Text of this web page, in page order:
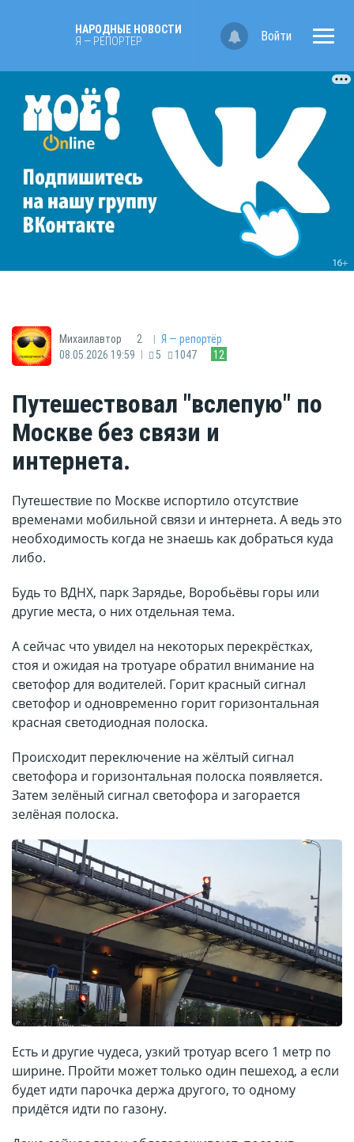
НАРОДНЫЕ НОВОСТИ
Я — РЕПОРТЁР
Войти
Михаилавтор 2 | Я — репортёр
08.05.2026 19:59 | 5 1047 12
Путешествовал "вслепую" по
Москве без связи и
интернета.
Путешествие по Москве испортило отсутствие
временами мобильной связи и интернета. А ведь это
необходимость когда не знаешь как добраться куда
либо.
Будь то ВДНХ, парк Зарядье, Воробьёвы горы или
другие места, о них отдельная тема.
А сейчас что увидел на некоторых перекрёстках,
стоя и ожидая на тротуаре обратил внимание на
светофор для водителей. Горит красный сигнал
светофор и одновременно горит горизонтальная
красная светодиодная полоска.
Происходит переключение на жёлтый сигнал
светофора и горизонтальная полоска появляется.
Затем зелёный сигнал светофора и загорается
зелёная полоска.
Есть и другие чудеса, узкий тротуар всего 1 метр по
ширине. Пройти может только один пешеход, а если
будет идти парочка держа другого, то одному
придётся идти по газону.